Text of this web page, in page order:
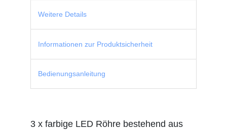
Weitere Details
Informationen zur Produktsicherheit
Bedienungsanleitung
3 x farbige LED Röhre bestehend aus